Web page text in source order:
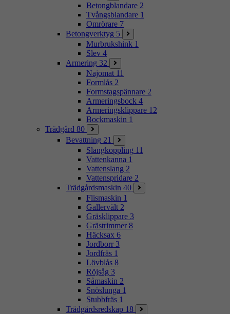
Betongblandare 2
Tvångsblandare 1
Omrörare 7
Betongverktyg 5
Murbrukshink 1
Slev 4
Armering 32
Najomat 11
Formlås 2
Formstagspännare 2
Armeringsbock 4
Armeringsklippare 12
Bockmaskin 1
Trädgård 80
Bevattning 21
Slangkoppling 11
Vattenkanna 1
Vattenslang 2
Vattenspridare 2
Trädgårdsmaskin 40
Flismaskin 1
Gallervält 2
Gräsklippare 3
Grästrimmer 8
Häcksax 6
Jordborr 3
Jordfräs 1
Lövblås 8
Röjsåg 3
Såmaskin 2
Snöslunga 1
Stubbfräs 1
Trädgårdsredskap 18